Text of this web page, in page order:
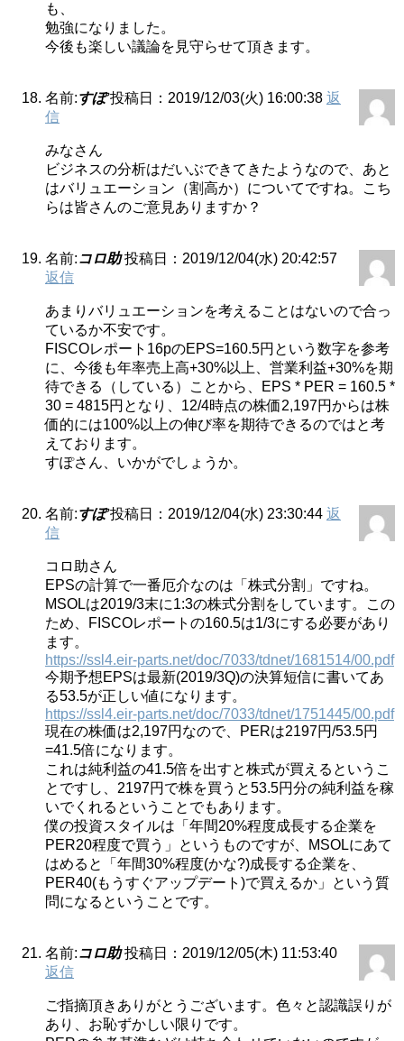
も、
勉強になりました。
今後も楽しい議論を見守らせて頂きます。
名前:すぽ 投稿日：2019/12/03(火) 16:00:38 返
信
みなさん
ビジネスの分析はだいぶできてきたようなので、あと
はバリュエーション（割高か）についてですね。こち
らは皆さんのご意見ありますか？
名前:コロ助 投稿日：2019/12/04(水) 20:42:57
返信
あまりバリュエーションを考えることはないので合っ
ているか不安です。
FISCOレポート16pのEPS=160.5円という数字を参考
に、今後も年率売上高+30%以上、営業利益+30%を期
待できる（している）ことから、EPS * PER = 160.5 *
30 = 4815円となり、12/4時点の株価2,197円からは株
価的には100%以上の伸び率を期待できるのではと考
えております。
すぽさん、いかがでしょうか。
名前:すぽ 投稿日：2019/12/04(水) 23:30:44 返
信
コロ助さん
EPSの計算で一番厄介なのは「株式分割」ですね。
MSOLは2019/3末に1:3の株式分割をしています。この
ため、FISCOレポートの160.5は1/3にする必要があり
ます。
https://ssl4.eir-parts.net/doc/7033/tdnet/1681514/00.pdf
今期予想EPSは最新(2019/3Q)の決算短信に書いてあ
る53.5が正しい値になります。
https://ssl4.eir-parts.net/doc/7033/tdnet/1751445/00.pdf
現在の株価は2,197円なので、PERは2197円/53.5円
=41.5倍になります。
これは純利益の41.5倍を出すと株式が買えるというこ
とですし、2197円で株を買うと53.5円分の純利益を稼
いでくれるということでもあります。
僕の投資スタイルは「年間20%程度成長する企業を
PER20程度で買う」というものですが、MSOLにあて
はめると「年間30%程度(かな?)成長する企業を、
PER40(もうすぐアップデート)で買えるか」という質
問になるということです。
名前:コロ助 投稿日：2019/12/05(木) 11:53:40
返信
ご指摘頂きありがとうございます。色々と認識誤りが
あり、お恥ずかしい限りです。